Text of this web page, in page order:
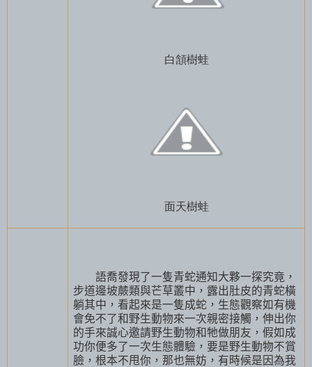
白頷樹蛙
面天樹蛙
語喬發現了一隻青蛇通知大夥一探究竟，
步道邊坡蕨類與芒草叢中，露出肚皮的青蛇橫
躺其中，看起來是一隻成蛇，生態觀察如有機
會免不了和野生動物來一次親密接觸，伸出你
的手來誠心邀請野生動物和牠做朋友，假如成
功你便多了一次生態體驗，要是野生動物不賞
臉，根本不甩你，那也無妨，有時候是因為我